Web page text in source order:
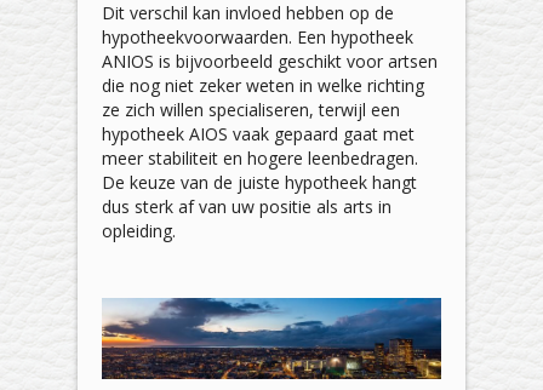
Dit verschil kan invloed hebben op de
hypotheekvoorwaarden. Een hypotheek
ANIOS is bijvoorbeeld geschikt voor artsen
die nog niet zeker weten in welke richting
ze zich willen specialiseren, terwijl een
hypotheek AIOS vaak gepaard gaat met
meer stabiliteit en hogere leenbedragen.
De keuze van de juiste hypotheek hangt
dus sterk af van uw positie als arts in
opleiding.